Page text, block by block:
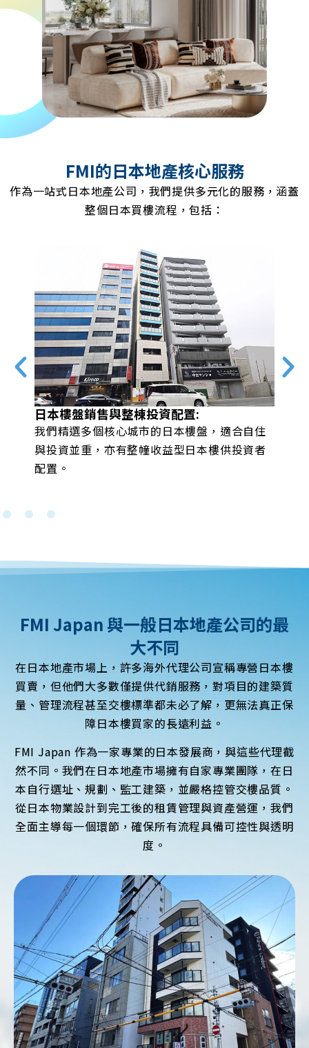
FMI的日本地產核心服務
作為一站式日本地產公司，我們提供多元化的服務，涵蓋
整個日本買樓流程，包括：
日本樓盤銷售與整棟投資配置:
我們精選多個核心城市的日本樓盤，適合自住
與投資並重，亦有整幢收益型日本樓供投資者
配置。
FMI Japan 與一般日本地產公司的最
大不同
在日本地產市場上，許多海外代理公司宣稱專營日本樓
買賣，但他們大多數僅提供代銷服務，對項目的建築質
量、管理流程甚至交樓標準都未必了解，更無法真正保
障日本樓買家的長遠利益。
FMI Japan 作為一家專業的日本發展商，與這些代理截
然不同。我們在日本地產市場擁有自家專業團隊，在日
本自行選址、規劃、監工建築，並嚴格控管交樓品質。
從日本物業設計到完工後的租賃管理與資產營運，我們
全面主導每一個環節，確保所有流程具備可控性與透明
度。